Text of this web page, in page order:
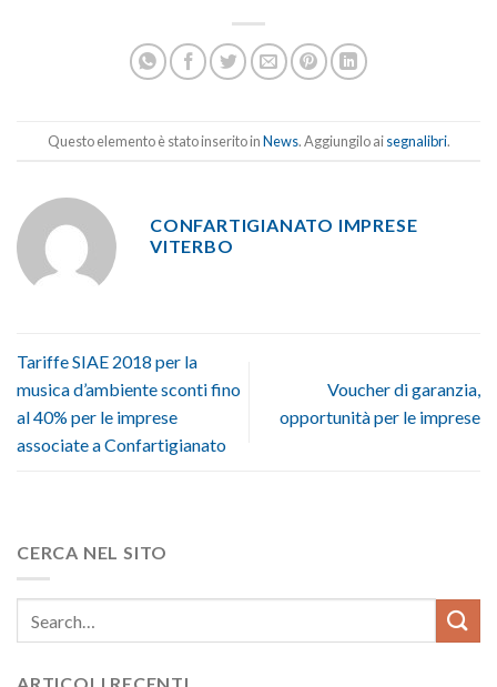
Questo elemento è stato inserito inNews. Aggiungilo aisegnalibri.
CONFARTIGIANATO IMPRESE
VITERBO
Tariffe SIAE 2018 per la
musica d’ambiente sconti fino
al 40% per le imprese
associate a Confartigianato
Voucher di garanzia,
opportunità per le imprese
CERCA NEL SITO